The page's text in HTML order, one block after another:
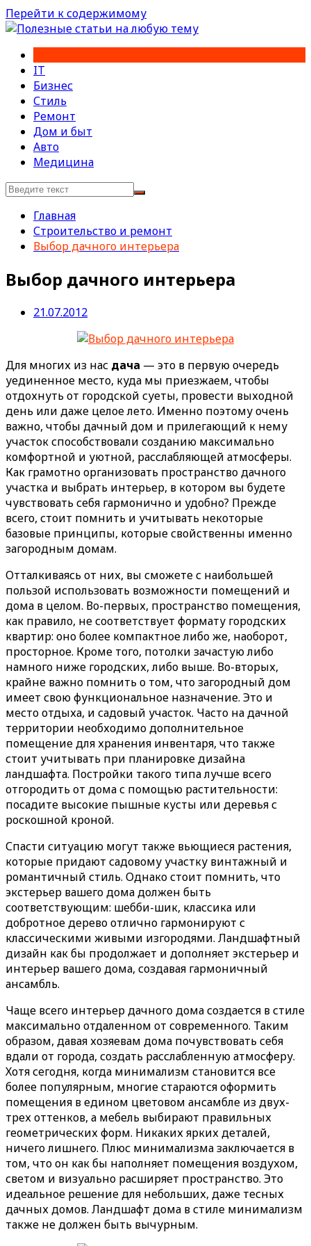
Перейти к содержимому
IT
Бизнес
Стиль
Ремонт
Дом и быт
Авто
Медицина
Главная
Строительство и ремонт
Выбор дачного интерьера
Выбор дачного интерьера
21.07.2012
Для многих из нас дача — это в первую очередь
уединенное место, куда мы приезжаем, чтобы
отдохнуть от городской суеты, провести выходной
день или даже целое лето. Именно поэтому очень
важно, чтобы дачный дом и прилегающий к нему
участок способствовали созданию максимально
комфортной и уютной, расслабляющей атмосферы.
Как грамотно организовать пространство дачного
участка и выбрать интерьер, в котором вы будете
чувствовать себя гармонично и удобно? Прежде
всего, стоит помнить и учитывать некоторые
базовые принципы, которые свойственны именно
загородным домам.
Отталкиваясь от них, вы сможете с наибольшей
пользой использовать возможности помещений и
дома в целом. Во-первых, пространство помещения,
как правило, не соответствует формату городских
квартир: оно более компактное либо же, наоборот,
просторное. Кроме того, потолки зачастую либо
намного ниже городских, либо выше. Во-вторых,
крайне важно помнить о том, что загородный дом
имеет свою функциональное назначение. Это и
место отдыха, и садовый участок. Часто на дачной
территории необходимо дополнительное
помещение для хранения инвентаря, что также
стоит учитывать при планировке дизайна
ландшафта. Постройки такого типа лучше всего
отгородить от дома с помощью растительности:
посадите высокие пышные кусты или деревья с
роскошной кроной.
Спасти ситуацию могут также вьющиеся растения,
которые придают садовому участку винтажный и
романтичный стиль. Однако стоит помнить, что
экстерьер вашего дома должен быть
соответствующим: шебби-шик, классика или
добротное дерево отлично гармонируют с
классическими живыми изгородями. Ландшафтный
дизайн как бы продолжает и дополняет экстерьер и
интерьер вашего дома, создавая гармоничный
ансамбль.
Чаще всего интерьер дачного дома создается в стиле
максимально отдаленном от современного. Таким
образом, давая хозяевам дома почувствовать себя
вдали от города, создать расслабленную атмосферу.
Хотя сегодня, когда минимализм становится все
более популярным, многие стараются оформить
помещения в едином цветовом ансамбле из двух-
трех оттенков, а мебель выбирают правильных
геометрических форм. Никаких ярких деталей,
ничего лишнего. Плюс минимализма заключается в
том, что он как бы наполняет помещения воздухом,
светом и визуально расширяет пространство. Это
идеальное решение для небольших, даже тесных
дачных домов. Ландшафт дома в стиле минимализм
также не должен быть вычурным.